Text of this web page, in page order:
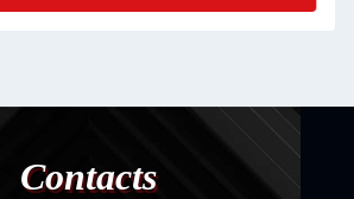
Contacts